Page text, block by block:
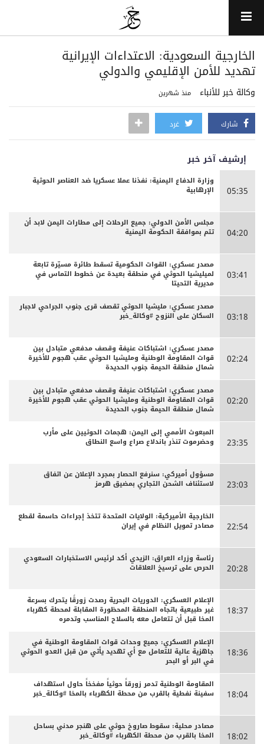
الخارجية السعودية: الاعتداءات الإيرانية
تهديد للأمن الإقليمي والدولي
وكالة خبر للأنباء منذ شهرين
شارك غرد
إرشيف آخر خبر
05:35
وزارة الدفاع اليمنية: نفذنا عملا عسكريا ضد العناصر الحوثية
الإرهابية
04:20
مجلس الأمن الدولي: جميع الرحلات إلى مطارات اليمن لابد أن
تتم بموافقة الحكومة اليمنية
03:41
مصدر عسكري: القوات الحكومية تسقط طائرة مسيّرة تابعة
لميليشيا الحوثي في منطقة بعيدة عن خطوط التماس في
مديرية التحيتا
03:18
مصدر عسكري: مليشيا الحوثي تقصف قرى جنوب الجراحي لاجبار
السكان على النزوح #وكالة_خبر
02:24
مصدر عسكري: اشتباكات عنيفة وقصف مدفعي متبادل بين
قوات المقاومة الوطنية ومليشيا الحوثي عقب هجوم للأخيرة
شمال منطقة الحيمة جنوب الحديدة
02:20
مصدر عسكري: اشتباكات عنيفة وقصف مدفعي متبادل بين
قوات المقاومة الوطنية ومليشيا الحوثي عقب هجوم للأخيرة
شمال منطقة الحيمة جنوب الحديدة
23:35
المبعوث الأممي إلى اليمن: هجمات الحوثيين على مأرب
وحضرموت تنذر باندلاع صراع واسع النطاق
23:03
مسؤول أميركي: سنرفع الحصار بمجرد الإعلان عن اتفاق
لاستئناف الشحن التجاري بمضيق هرمز
22:54
الخارجية الأميركية: الولايات المتحدة تتخذ إجراءات حاسمة لقطع
مصادر تمويل النظام في إيران
20:28
رئاسة وزراء العراق: الزيدي أكد لرئيس الاستخبارات السعودي
الحرص على ترسيخ العلاقات
18:37
الإعلام العسكري: الدوريات البحرية رصدت زورقًا يتحرك بسرعة
غير طبيعية باتجاه المنطقة المحظورة المقابلة لمحطة كهرباء
المخا قبل أن تتعامل معه بالسلاح المناسب وتدمره
18:36
الإعلام العسكري: جميع وحدات قوات المقاومة الوطنية في
جاهزية عالية للتعامل مع أي تهديد يأتي من قبل العدو الحوثي
في البر أو البحر
18:04
المقاومة الوطنية تدمر زورقاً حوثياً مفخخاً حاول استهداف
سفينة نفطية بالقرب من محطة الكهرباء بالمخا #وكالة_خبر
18:02
مصادر محلية: سقوط صاروخ حوثي على هنجر مدني بساحل
المخا بالقرب من محطة الكهرباء #وكالة_خبر